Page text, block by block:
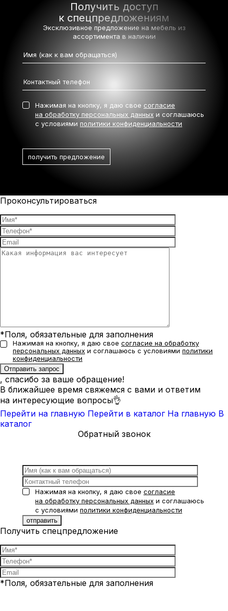
Получить доступ
к спецпредложениям
Эксклюзивное предложение на мебель из
ассортимента в наличии
Нажимая на кнопку, я даю свое согласие
на обработку персональных данных и соглашаюсь
с условиями политики конфиденциальности
Проконсультироваться
*Поля, обязательные для заполнения
Нажимая на кнопку, я даю свое согласие на обработку
персональных данных и соглашаюсь с условиями политики
конфиденциальности
, спасибо за ваше обращение!
В ближайшее время свяжемся с вами и ответим
на интересующие вопросы👌
Перейти на главную Перейти в каталог На главную В
каталог
Обратный звонок
Нажимая на кнопку, я даю свое согласие
на обработку персональных данных и соглашаюсь
с условиями политики конфиденциальности
Получить спецпредложение
*Поля, обязательные для заполнения